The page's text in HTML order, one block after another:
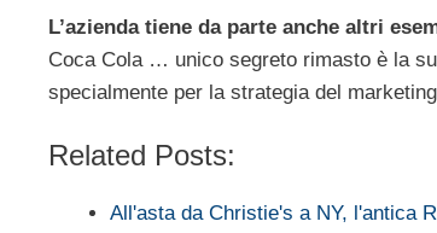
L’azienda tiene da parte anche altri
Coca Cola … unico segreto rimasto è la
specialmente per la strategia del
Related Posts:
All'asta da Christie's a NY, l'antica